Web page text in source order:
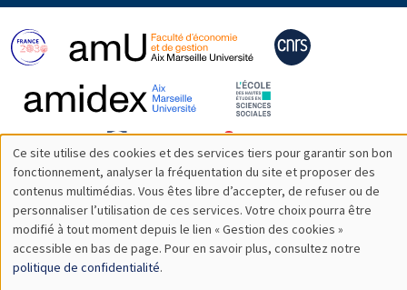
Utilisation
des
données
personnelles
Ce site utilise des cookies et des services tiers pour garantir son bon
fonctionnement, analyser la fréquentation du site et proposer des
contenus multimédias. Vous êtes libre d’accepter, de refuser ou de
personnaliser l’utilisation de ces services. Votre choix pourra être
modifié à tout moment depuis le lien « Gestion des cookies »
accessible en bas de page. Pour en savoir plus, consultez notre
politique de confidentialité.